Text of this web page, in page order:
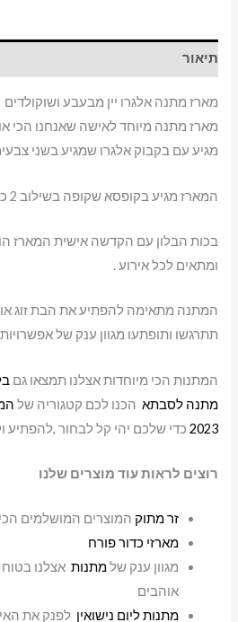
תיאור
מארז מתנה אלגרו יין מבעבע ושוקולדים
מארז מתנה מיוחד לאישה שאנחנו הכי
מגיע עם בקבוק אלגרו שמגיע בשני
המארז מגיע בקופסא שקופה בשילוב 2 כוסות ,ושוקולדים .
בכות הבלון עם הקדשה אישית המארז
ומתאים לכל אירוע .
המתנה מתאימה להפתיע את הבת זוג או
תתרגשו ותופתעו מגוון ענק של
המתנות הכי מיוחדות אצלנו תמצאו גם
מתנה לסבתא הכנו לכם קטגוריה של
2023 כדי שלכם יהי קל לבחור ,להפתיע
רוצים לראות עוד מוצרים שלנו
זר מתוק המוצרים המושלמים
מארזי כדור פורח
מגוון ענק שלמתנות אצלנו
אוהבים
מתנות ליום נישואין לפנק את